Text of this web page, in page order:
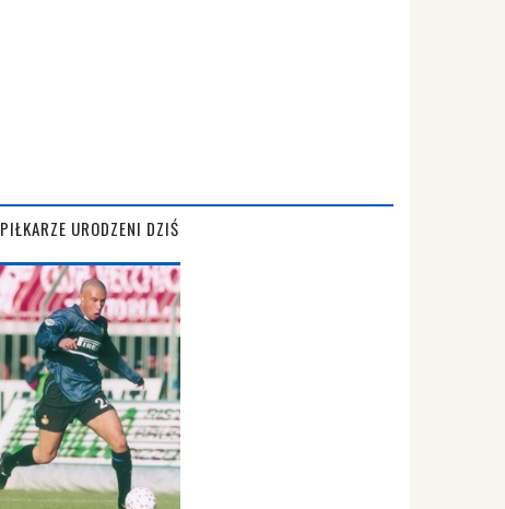
PIŁKARZE URODZENI DZIŚ